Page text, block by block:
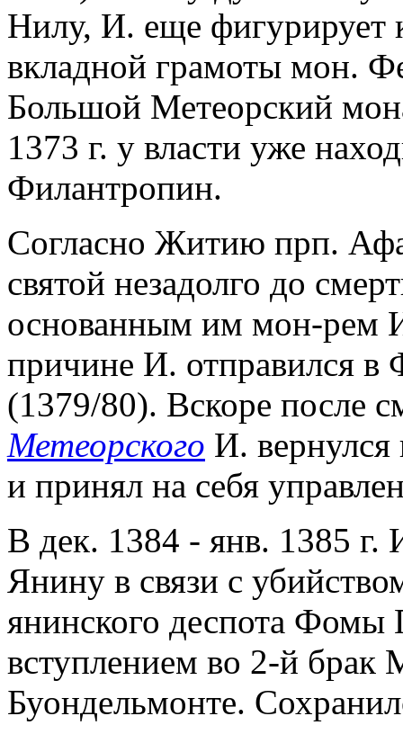
Нилу, И. еще фигурирует
вкладной грамоты мон.
Большой Метеорский
1373 г. у власти уже
Филантропин.
Согласно Житию прп.
святой незадолго до
основанным им мон-рем
причине И. отправился в
(1379/80). Вскоре после
Метеорского И.
и принял на себя
В дек. 1384 - янв. 1385 г.
Янину в связи с
янинского деспота
вступлением во 2-й
Буондельмонте.